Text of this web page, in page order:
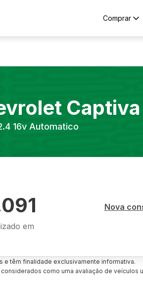
Comprar
Captiva
16v Automatico
em
Nova
têm finalidade exclusivamente informativa.
como uma avaliação de veículos